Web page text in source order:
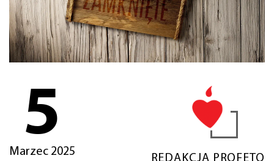
5
Marzec 2025
REDAKCJA PROFETO